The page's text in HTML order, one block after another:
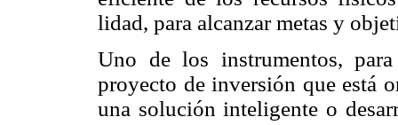
lidad, para alcanzar metas y
Uno de los instrumentos,
proyecto de inversión que está
una solución inteligente o